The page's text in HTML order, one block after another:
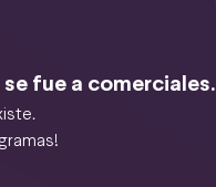
se fue a comerciales.